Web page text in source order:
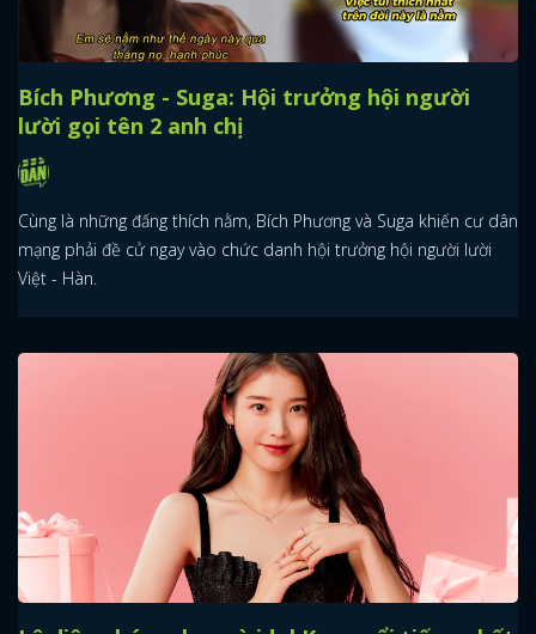
Bích Phương - Suga: Hội trưởng hội người
lười gọi tên 2 anh chị
Cùng là những đấng thích nằm, Bích Phương và Suga khiến cư dân
mạng phải đề cử ngay vào chức danh hội trưởng hội người lười
Việt - Hàn.